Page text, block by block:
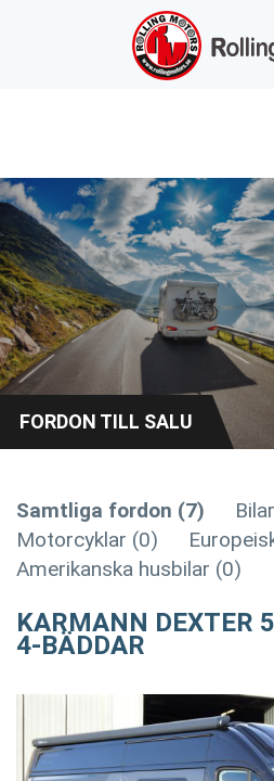
FORDON TILL SALU
Samtliga fordon (7)
Motorcyklar (0)
Amerikanska husbilar (0)
KARMANN DEXTER
4-BÄDDAR